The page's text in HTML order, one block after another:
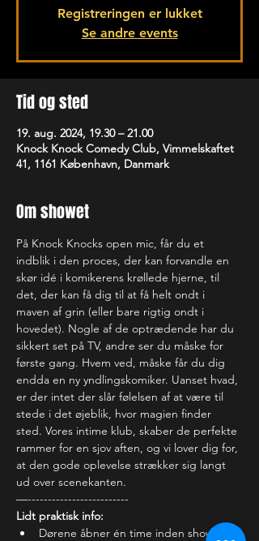
Registreringen er lukket
Se andre events
Tid og sted
19. aug. 2024, 19.30 – 21.00
Knock Knock Comedy Club, Vimmelskaftet
41, 1161 København, Danmark
Om showet
På Knock Knocks open mic, får du et
indblik i den proces, der kan forvandle en
skør idé i komikerens krøllede hjerne, til
det, der kan få dig til at få helt ondt i
maven af grin (eller bare rigtig ondt i
hovedet). Nogle af de optrædende har du
sikkert set på TV, andre ser du måske for
første gang. Hvem ved, måske får du dig
endda en ny yndlingskomiker. Uanset hvad,
er der intet der slår følelsen af at være til
stede i det øjeblik, hvor magien finder
sted. Vores intime klub, skaber de perfekte
rammer for en sjov aften, og vi lover dig for,
at den gode oplevelse strækker sig langt
ud over scenekanten.
—-------------------------
Lidt praktisk info:
Dørene åbner én time inden showet -